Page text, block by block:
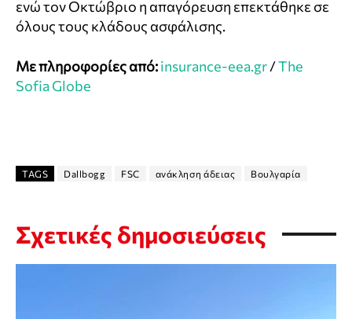
ενώ τον Οκτώβριο η απαγόρευση επεκτάθηκε σε
όλους τους κλάδους ασφάλισης.
Με πληροφορίες από:insurance-eea.gr/The
Sofia Globe
TAGS Dallbogg FSC ανάκληση άδειας Βουλγαρία
Σχετικές δημοσιεύσεις